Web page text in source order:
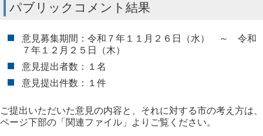
パブリックコメント結果
意見募集期間：令和７年１１月２６日（水） ～ 令和
７年１２月２５日（木）
意見提出者数：１名
意見提出件数：１件
ご提出いただいた意見の内容と、それに対する市の考え方は、
ページ下部の「関連ファイル」よりご覧ください。